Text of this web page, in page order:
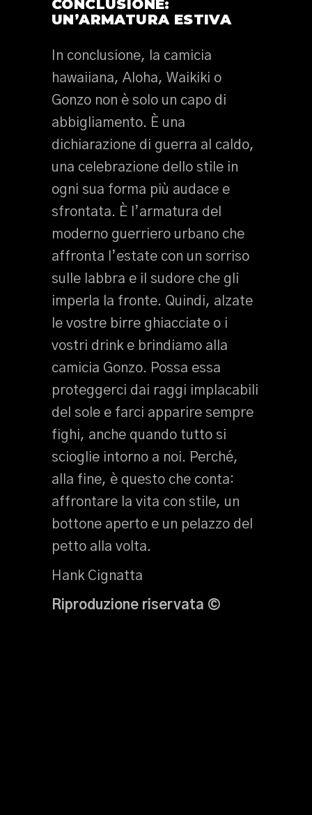
CONCLUSIONE:
UN’ARMATURA ESTIVA
In conclusione, la camicia
hawaiiana, Aloha, Waikiki o
Gonzo non è solo un capo di
abbigliamento. È una
dichiarazione di guerra al caldo,
una celebrazione dello stile in
ogni sua forma più audace e
sfrontata. È l’armatura del
moderno guerriero urbano che
affronta l’estate con un sorriso
sulle labbra e il sudore che gli
imperla la fronte. Quindi, alzate
le vostre birre ghiacciate o i
vostri drink e brindiamo alla
camicia Gonzo. Possa essa
proteggerci dai raggi implacabili
del sole e farci apparire sempre
fighi, anche quando tutto si
scioglie intorno a noi. Perché,
alla fine, è questo che conta:
affrontare la vita con stile, un
bottone aperto e un pelazzo del
petto alla volta.
Hank Cignatta
Riproduzione riservata ©